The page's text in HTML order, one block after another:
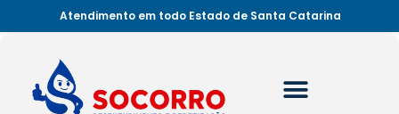
Atendimento em todo Estado de Santa Catarina